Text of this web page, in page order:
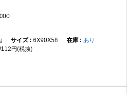
6X90X58
あり
112円(税抜)